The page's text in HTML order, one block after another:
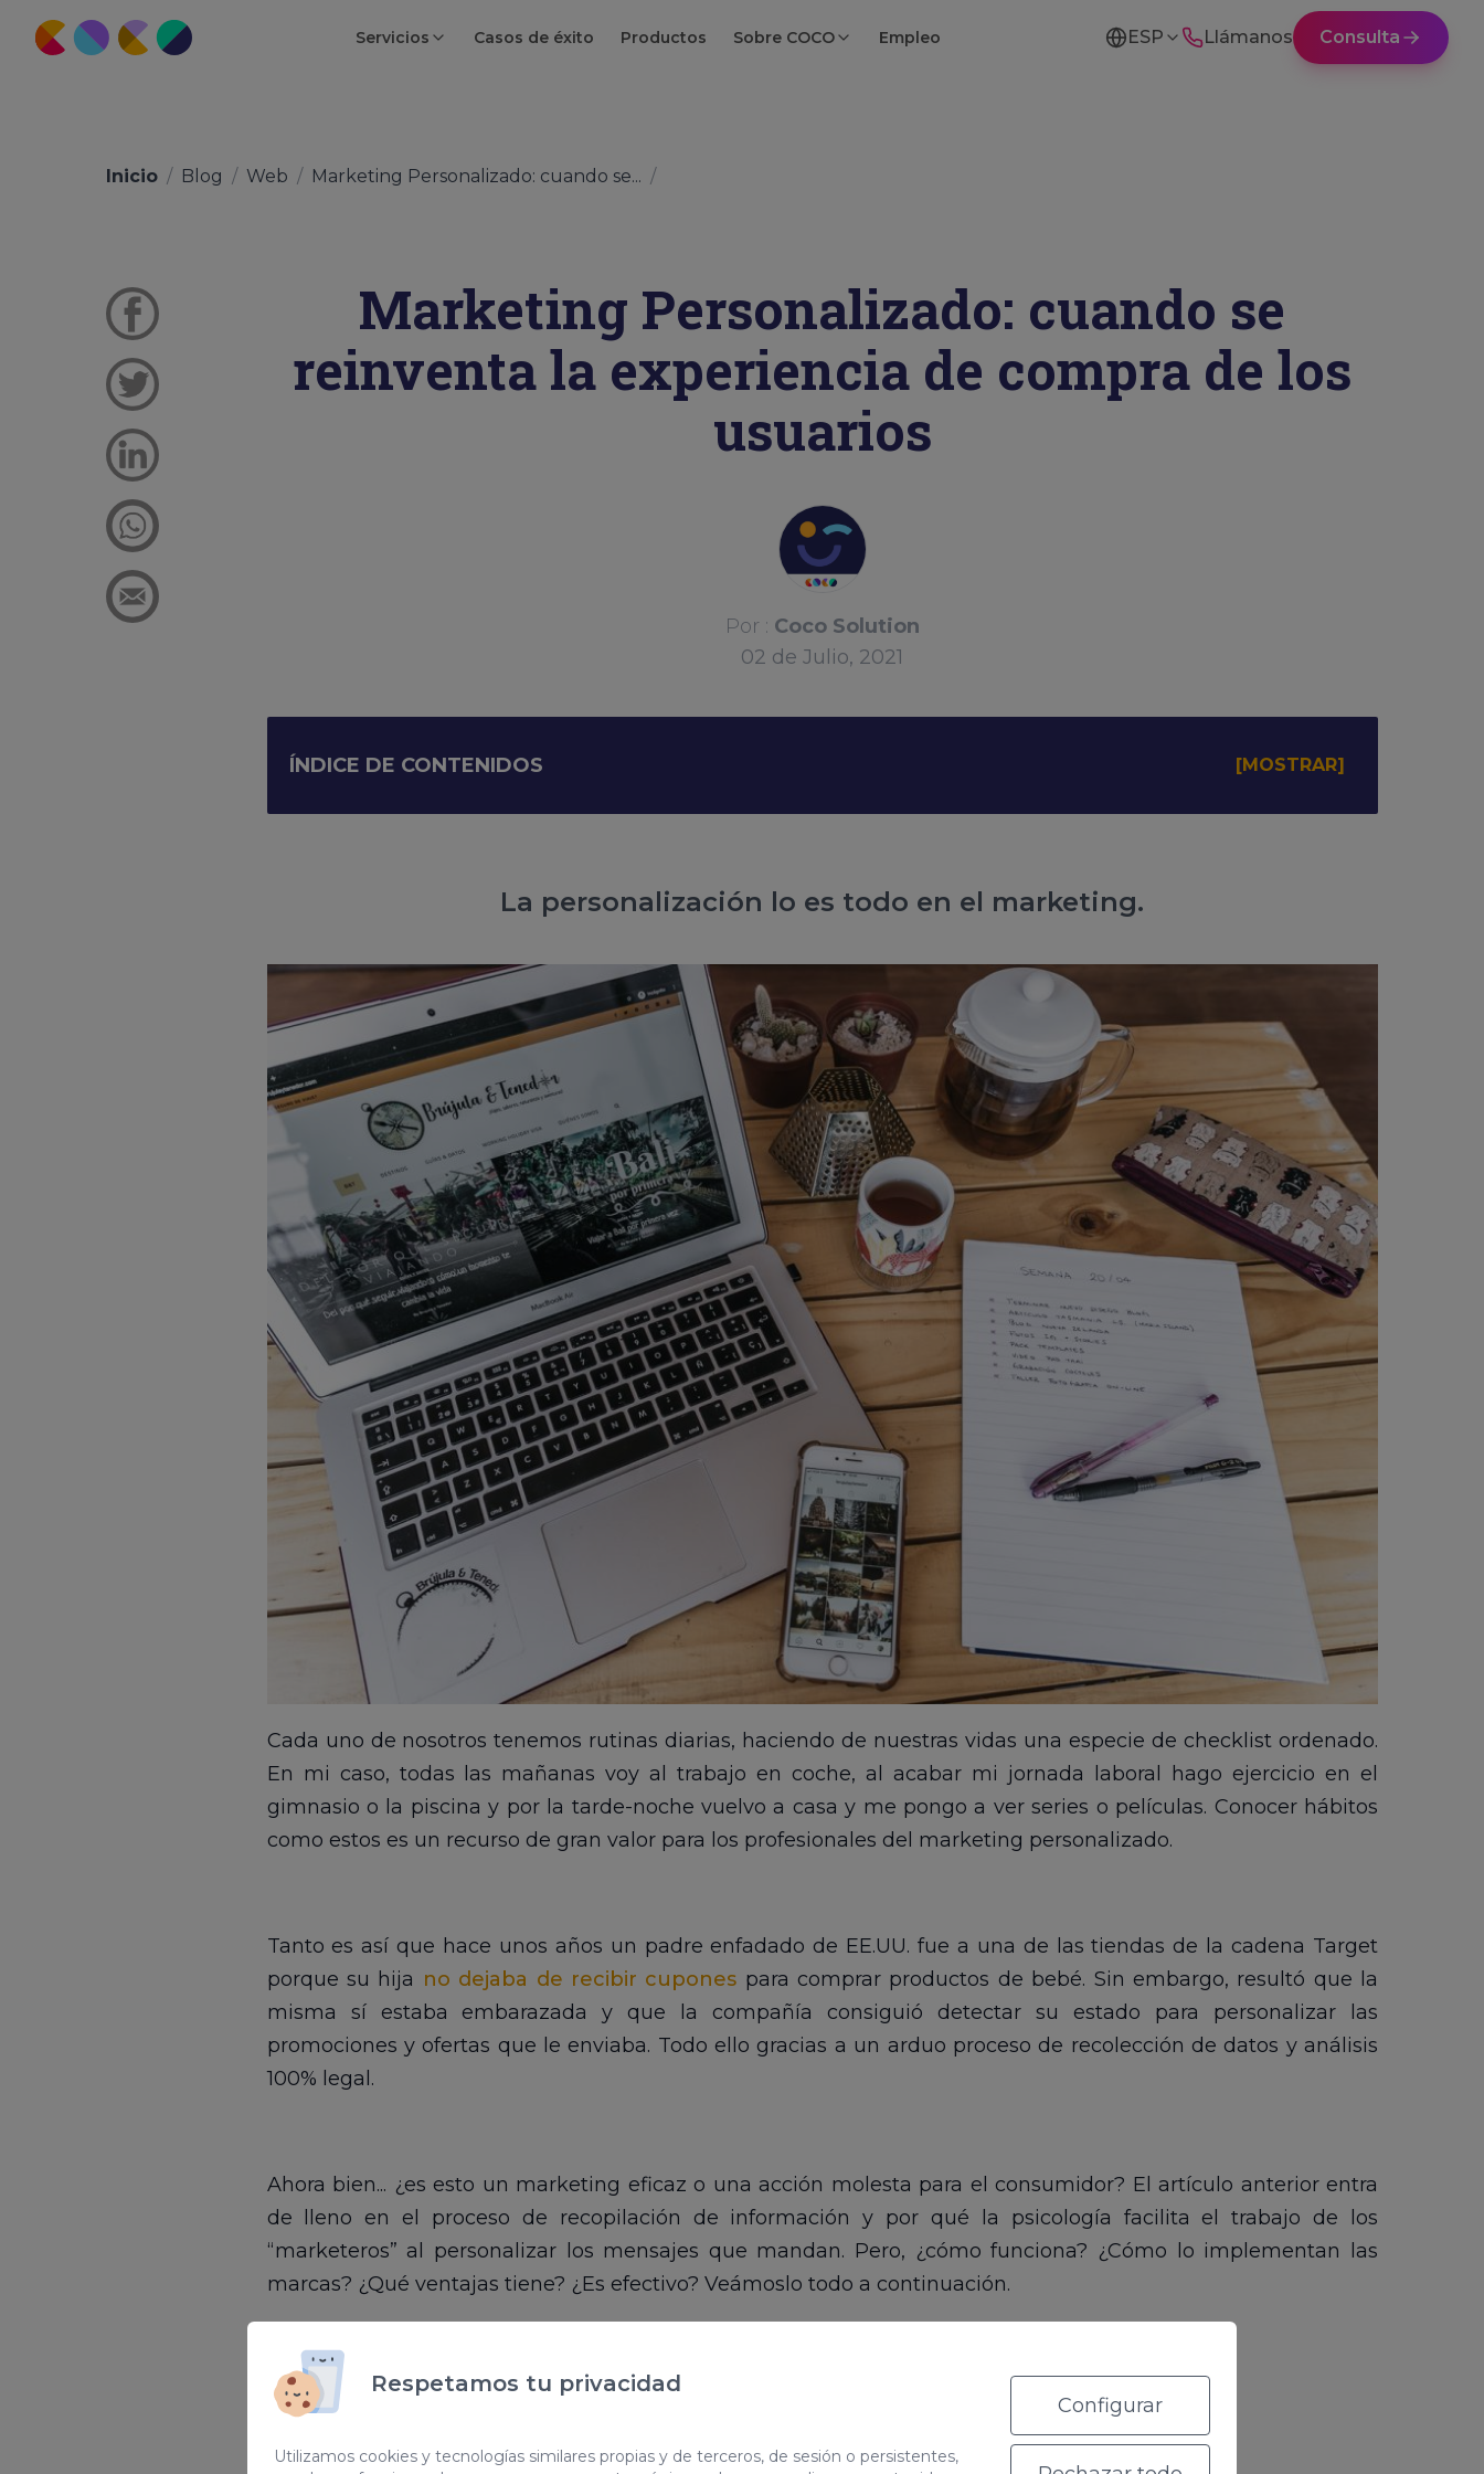
Respetamos tu privacidad
Utilizamos cookies y tecnologías similares propias y de terceros, de sesión o persistentes,
Configurar
Servicios Casos de éxito Productos Sobre COCO Empleo ESP Llámanos Consulta
Inicio / Blog / Web / Marketing Personalizado: cuando se... /
Marketing Personalizado: cuando se
reinventa la experiencia de compra de los
usuarios
Por : Coco Solution
02 de Julio, 2021
ÍNDICE DE CONTENIDOS
La personalización lo es todo en el marketing.
Cada uno de nosotros tenemos rutinas diarias, haciendo de nuestras vidas una especie de checklist ordenado.
En mi caso, todas las mañanas voy al trabajo en coche, al acabar mi jornada laboral hago ejercicio en el
gimnasio o la piscina y por la tarde-noche vuelvo a casa y me pongo a ver series o películas. Conocer hábitos
como estos es un recurso de gran valor para los profesionales del marketing personalizado.
Tanto es así que hace unos años un padre enfadado de EE.UU. fue a una de las tiendas de la cadena Target
porque su hija no dejaba de recibir cupones para comprar productos de bebé. Sin embargo, resultó que la
misma sí estaba embarazada y que la compañía consiguió detectar su estado para personalizar las
promociones y ofertas que le enviaba. Todo ello gracias a un arduo proceso de recolección de datos y análisis
100% legal.
Ahora bien... ¿es esto un marketing eficaz o una acción molesta para el consumidor? El artículo anterior entra
de lleno en el proceso de recopilación de información y por qué la psicología facilita el trabajo de los
“marketeros” al personalizar los mensajes que mandan. Pero, ¿cómo funciona? ¿Cómo lo implementan las
marcas? ¿Qué ventajas tiene? ¿Es efectivo? Veámoslo todo a continuación.
Qué es el marketing personalizado